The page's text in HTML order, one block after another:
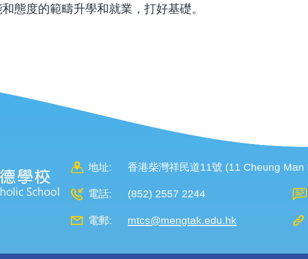
態度的範疇升學和就業，打好基礎。
地址: 香港柴灣祥民道11號 (11 Cheung
電話: (852) 2557 2244
電郵: mtcs@mengtak.edu.hk